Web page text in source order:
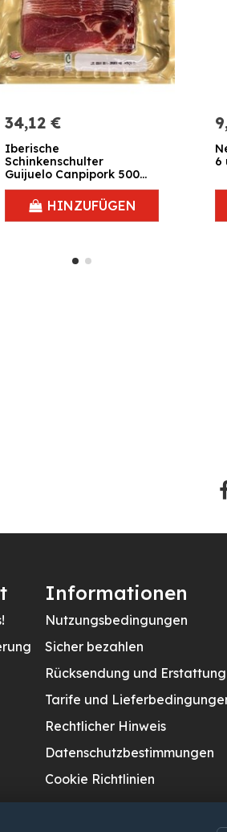
34,12 €
Iberische
Schinkenschulter
Guijuelo Canpipork 500
gr.
HINZUFÜGEN
6
Informationen
Nutzungsbedingungen
Sicher bezahlen
Rücksendung und Erstattung
Tarife und
Rechtlicher Hinweis
Datenschutzbestimmungen
Cookie Richtlinien